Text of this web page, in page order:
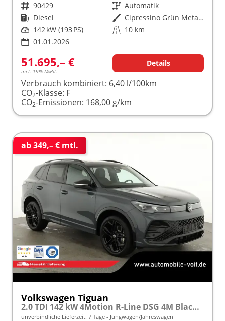
Fahrzeugnr. 90429 Getriebe Automatik
Kraftstoff Diesel Außenfarbe
Cipressino Grün Metallic
Leistung 142 kW (193 PS) Kilometerstand 10 km
01.01.2026
51.695,– €
incl. 19% MwSt.
Details
Verbrauch kombiniert: 6,40 l/100km
CO2-Klasse: F
CO2-Emissionen: 168,00 g/km
ab 349,– € mtl.
Volkswagen Tiguan
2.0 TDI 142 kW 4Motion R-Line DSG 4M Black, 20-Zoll, Pano, Leder, IQ.Light, AHK, Navi, Side, AreaView, Winter
unverbindliche Lieferzeit: 7 Tage Jungwagen/Jahreswagen